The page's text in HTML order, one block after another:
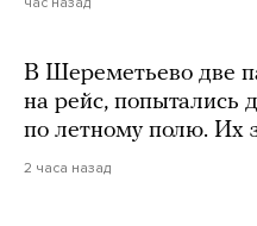
В Шереметьево две
на рейс, попытались
по летному полю. Их
2 часа назад